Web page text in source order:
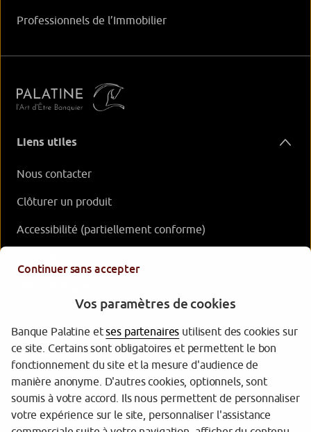
Professionnels de l’Immobilier
Liens utiles
Nous contacter
Clôturer un produit
Accessibilité (partiellement conforme)
Garantie des dépôts
Continuer sans accepter
Vos paramètres de cookies
Banque Palatine etses partenaires utilisent des cookies sur
ce site. Certains sont obligatoires et permettent le bon
fonctionnement du site et la mesure d'audience de
manière anonyme. D'autres cookies, optionnels, sont
soumis à votre accord. Ils nous permettent de personnaliser
votre expérience sur le site, personnaliser l'assistance